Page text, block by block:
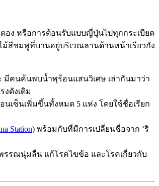
อง หรือการต้อนรับแบบญี่ปุ่นไปทุกกระเบียด
ม้สีชมพูที่บานอยู่บริเวณลานด้านหน้าเรียวกัง
มีคนค้นพบน้ำพุร้อนแสนวิเศษ เล่ากันมาว่า
ดังเดิม
นเซ็นเพิ่มขึ้นทั้งหมด 5 แห่ง โดยใช้ชื่อเรียก
Station) พร้อมกับที่มีการเปลี่ยนชื่อจาก ‘ริ
รรณนุ่มลื่น แก้โรคไขข้อ และโรคเกี่ยวกับ